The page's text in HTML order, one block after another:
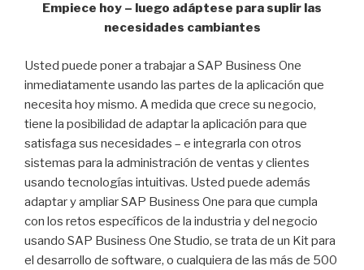
Empiece hoy – luego adáptese para suplir las
necesidades cambiantes
Usted puede poner a trabajar a SAP Business One
inmediatamente usando las partes de la aplicación que
necesita hoy mismo. A medida que crece su negocio,
tiene la posibilidad de adaptar la aplicación para que
satisfaga sus necesidades – e integrarla con otros
sistemas para la administración de ventas y clientes
usando tecnologías intuitivas. Usted puede además
adaptar y ampliar SAP Business One para que cumpla
con los retos específicos de la industria y del negocio
usando SAP Business One Studio, se trata de un Kit para
el desarrollo de software, o cualquiera de las más de 500